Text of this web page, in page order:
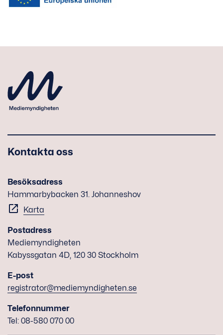
Kontakta oss
Besöksadress
Hammarbybacken 31. Johanneshov
Karta
Postadress
Mediemyndigheten
Kabyssgatan 4D, 120 30 Stockholm
E-post
registrator@mediemyndigheten.se
Telefonnummer
Tel: 08-580 070 00